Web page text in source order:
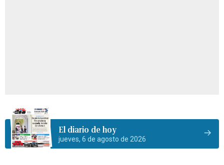
El diario de hoy
jueves, 6 de agosto de 2026